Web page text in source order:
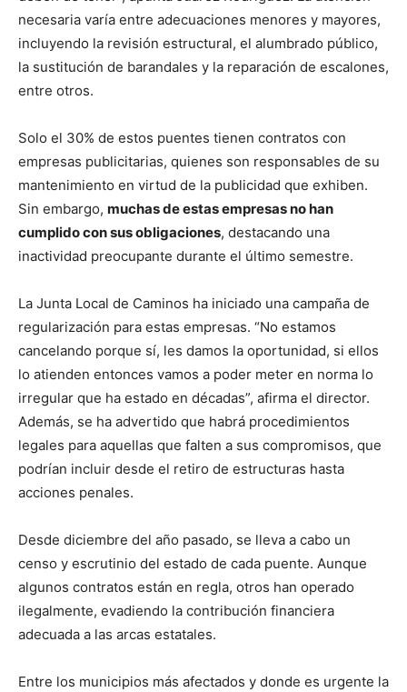
necesaria varía entre adecuaciones menores y mayores,
incluyendo la revisión estructural, el alumbrado público,
la sustitución de barandales y la reparación de escalones,
entre otros.
Solo el 30% de estos puentes tienen contratos con
empresas publicitarias, quienes son responsables de su
mantenimiento en virtud de la publicidad que exhiben.
Sin embargo, muchas de estas empresas no han
cumplido con sus obligaciones, destacando una
inactividad preocupante durante el último semestre.
La Junta Local de Caminos ha iniciado una campaña de
regularización para estas empresas. “No estamos
cancelando porque sí, les damos la oportunidad, si ellos
lo atienden entonces vamos a poder meter en norma lo
irregular que ha estado en décadas”, afirma el director.
Además, se ha advertido que habrá procedimientos
legales para aquellas que falten a sus compromisos, que
podrían incluir desde el retiro de estructuras hasta
acciones penales.
Desde diciembre del año pasado, se lleva a cabo un
censo y escrutinio del estado de cada puente. Aunque
algunos contratos están en regla, otros han operado
ilegalmente, evadiendo la contribución financiera
adecuada a las arcas estatales.
Entre los municipios más afectados y donde es urgente la